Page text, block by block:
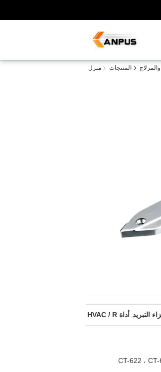
منزل المنتجات
التبريد, أداة HVAC / R